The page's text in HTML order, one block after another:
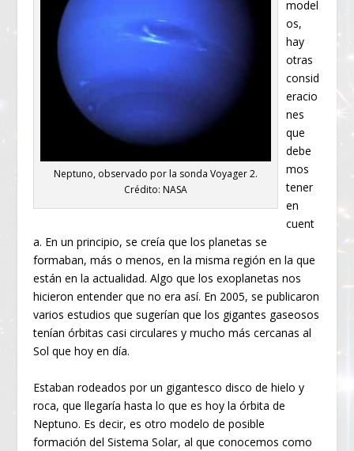
Neptuno, observado por la sonda Voyager 2.
Crédito: NASA
model
os,
hay
otras
consid
eracio
nes
que
debe
mos
tener
en
cuent
a. En un principio, se creía que los planetas se
formaban, más o menos, en la misma región en la que
están en la actualidad. Algo que los exoplanetas nos
hicieron entender que no era así. En 2005, se publicaron
varios estudios que sugerían que los gigantes gaseosos
tenían órbitas casi circulares y mucho más cercanas al
Sol que hoy en día.
Estaban rodeados por un gigantesco disco de hielo y
roca, que llegaría hasta lo que es hoy la órbita de
Neptuno. Es decir, es otro modelo de posible
formación del Sistema Solar, al que conocemos como